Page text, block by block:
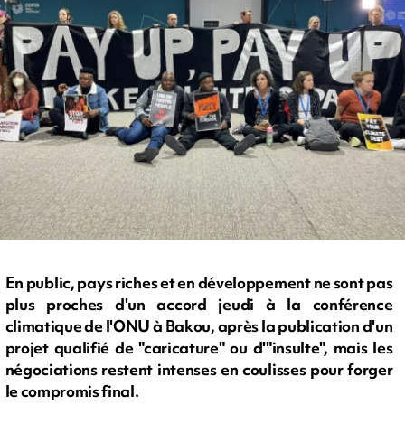
En public, pays riches et en développement ne sont pas
plus proches d'un accord jeudi à la conférence
climatique de l'ONU à Bakou, après la publication d'un
projet qualifié de "caricature" ou d'"insulte", mais les
négociations restent intenses en coulisses pour forger
le compromis final.